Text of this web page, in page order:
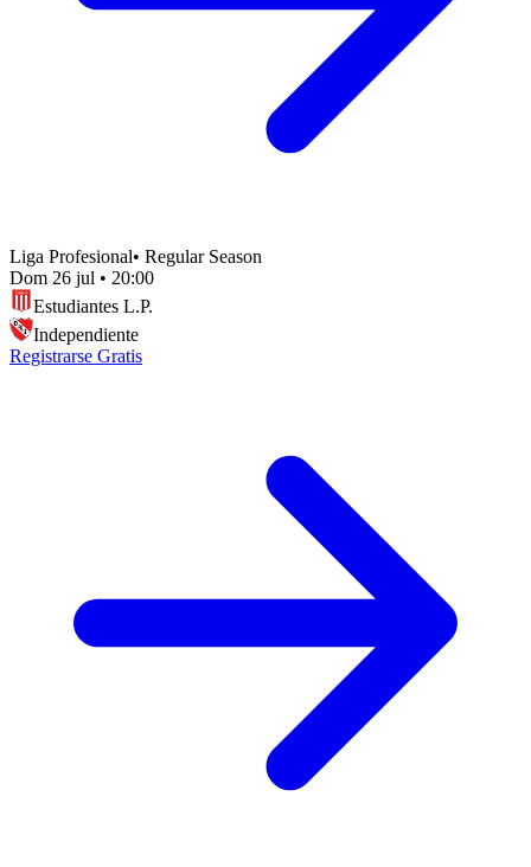
Liga Profesional• Regular Season
Dom 26 jul • 20:00
Estudiantes L.P.
Independiente
Registrarse Gratis